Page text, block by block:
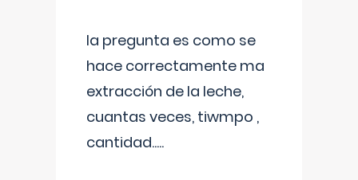
la pregunta es como se
hace correctamente ma
extracción de la leche,
cuantas veces, tiwmpo ,
cantidad.....